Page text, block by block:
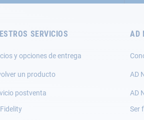
SERVICIOS
y opciones de entrega
un producto
postventa
AD
AD
AD
Ser